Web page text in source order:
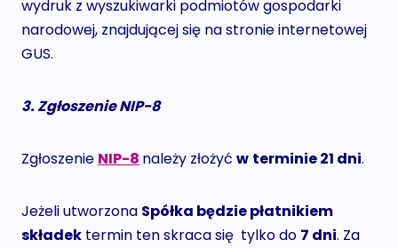
wydruk z wyszukiwarki podmiotów gospodarki
narodowej, znajdującej się na stronie internetowej
GUS.
3. Zgłoszenie NIP-8
Zgłoszenie NIP-8 należy złożyć w terminie 21 dni.
Jeżeli utworzona Spółka będzie płatnikiem
składek termin ten skraca się tylko do 7 dni. Za